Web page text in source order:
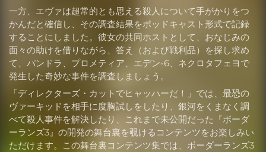
一方、エヴァは超常的とも思える殺人について手がかりをつ
かんだと確信し、その調査結果をポッドキャスト形式で記録
することにしました。彼女の共同ホストとして、おなじみの
面々の助けを借りながら、答え（および戦利品）を探し求め
て、パンドラ、プロメティア、エデン-6、ネクロタフェヨで
発生した奇妙な事件を調査しましょう。
「ディレクターズ・カットでヒャッハーだ！」では、最恐の
ヴァーキッドを相手に度胸試しをしたり、銀河をくまなく調
べて殺人事件を解決したり、これまで未公開だった『ボーダ
ーランズ3』の開発の舞台裏を覗けるコンテンツをお楽しみい
ただけます。この舞台裏コンテンツ集では、ボーダーランズ3